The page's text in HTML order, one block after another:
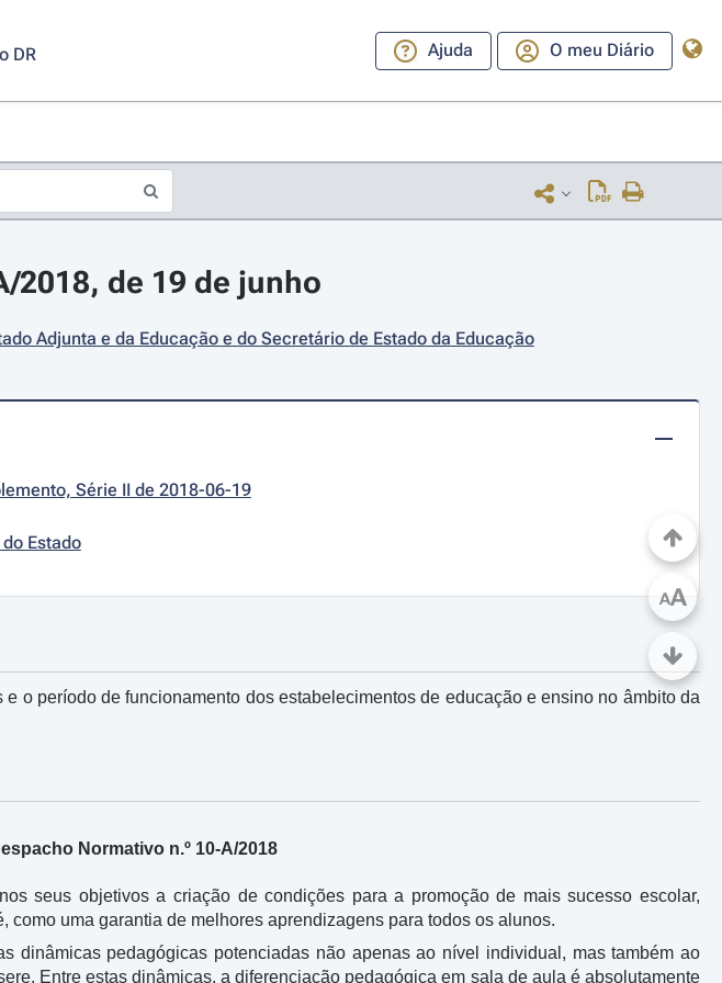
DR Ajuda O meu Diário
2018, de 19 de junho
Adjunta e da Educação e do Secretário de Estado da Educação
Série II de 2018-06-19
Estado
o período de funcionamento dos estabelecimentos de educação e ensino no âmbito da
Normativo n.º 10-A/2018
seus objetivos a criação de condições para a promoção de mais sucesso escolar,
uma garantia de melhores aprendizagens para todos os alunos.
dinâmicas pedagógicas potenciadas não apenas ao nível individual, mas também ao
Entre estas dinâmicas, a diferenciação pedagógica em sala de aula é absolutamente
AA